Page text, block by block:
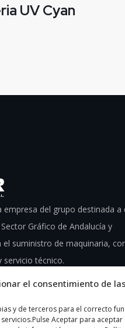
el consentimiento de
y de terceros para el correcto
Aceptar para aceptar
UV Cyan
empresa del grupo destinada a
Gráfico de Andalucía y
suministro de maquinaria,
servicio técnico.